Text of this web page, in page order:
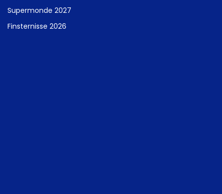
Supermonde 2027
Finsternisse 2026